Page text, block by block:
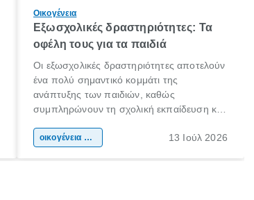
Οικογένεια
Εξωσχολικές δραστηριότητες: Τα
οφέλη τους για τα παιδιά
Οι εξωσχολικές δραστηριότητες αποτελούν
ένα πολύ σημαντικό κομμάτι της
ανάπτυξης των παιδιών, καθώς
συμπληρώνουν τη σχολική εκπαίδευση και
της προσωπικότητας, της κοινωνικότητας
οικογένεια & παιδί 13 Ιούλ 2026